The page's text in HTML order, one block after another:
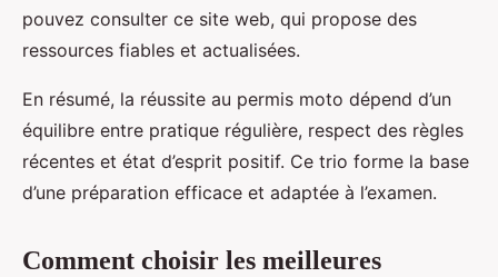
pouvez consulter ce site web, qui propose des
ressources fiables et actualisées.
En résumé, la réussite au permis moto dépend d’un
équilibre entre pratique régulière, respect des règles
récentes et état d’esprit positif. Ce trio forme la base
d’une préparation efficace et adaptée à l’examen.
Comment choisir les meilleures